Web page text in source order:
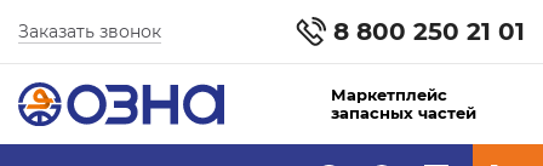
8 800 250 21 01
Заказать звонок
Маркетплейс
запасных частей